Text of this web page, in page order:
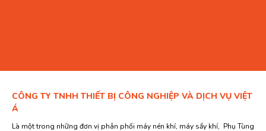
CÔNG TY TNHH THIẾT BỊ CÔNG NGHIỆP VÀ DỊCH VỤ VIỆT
Á
Là một trong những đơn vị phân phối máy nén khí, máy sấy khí, Phụ Tùng